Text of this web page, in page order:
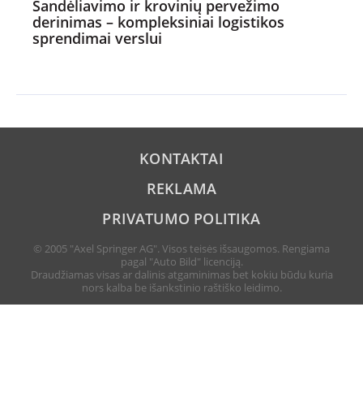
Sandėliavimo ir krovinių pervežimo
derinimas – kompleksiniai logistikos
sprendimai verslui
KONTAKTAI
REKLAMA
PRIVATUMO POLITIKA
© 2005 "Axel Springer AG". Visos teisės išsaugomos. Rengiama
pagal "Auto Bild" licenciją.
Draudžiamas visas ar dalinis atgaminimas bet kokiu būdu kuria
nors kalba be išankstinio raštiško leidimo.